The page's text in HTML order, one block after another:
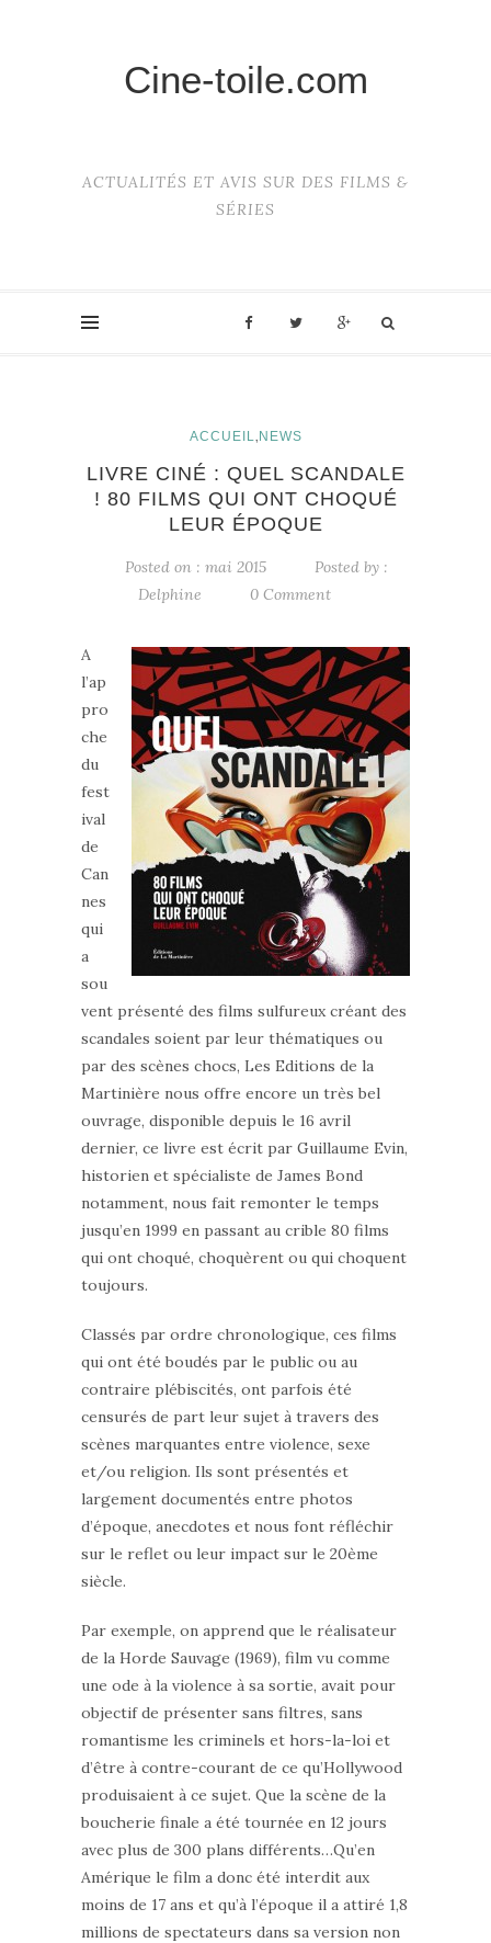
Cine-toile.com
ACTUALITÉS ET AVIS SUR DES FILMS &
SÉRIES
ACCUEIL, NEWS
LIVRE CINÉ : QUEL SCANDALE
! 80 FILMS QUI ONT CHOQUÉ
LEUR ÉPOQUE
Posted on : mai 2015
Posted by :
Delphine
0 Comment
A
l’ap
pro
che
du
fest
ival
de
Can
nes
qui
a
sou
vent présenté des films sulfureux créant des
scandales soient par leur thématiques ou
par des scènes chocs, Les Editions de la
Martinière nous offre encore un très bel
ouvrage, disponible depuis le 16 avril
dernier, ce livre est écrit par Guillaume Evin,
historien et spécialiste de James Bond
notamment, nous fait remonter le temps
jusqu’en 1999 en passant au crible 80 films
qui ont choqué, choquèrent ou qui choquent
toujours.
Classés par ordre chronologique, ces films
qui ont été boudés par le public ou au
contraire plébiscités, ont parfois été
censurés de part leur sujet à travers des
scènes marquantes entre violence, sexe
et/ou religion. Ils sont présentés et
largement documentés entre photos
d’époque, anecdotes et nous font réfléchir
sur le reflet ou leur impact sur le 20ème
siècle.
Par exemple, on apprend que le réalisateur
de la Horde Sauvage (1969), film vu comme
une ode à la violence à sa sortie, avait pour
objectif de présenter sans filtres, sans
romantisme les criminels et hors-la-loi et
d’être à contre-courant de ce qu’Hollywood
produisaient à ce sujet. Que la scène de la
boucherie finale a été tournée en 12 jours
avec plus de 300 plans différents…Qu’en
Amérique le film a donc été interdit aux
moins de 17 ans et qu’à l’époque il a attiré 1,8
millions de spectateurs dans sa version non